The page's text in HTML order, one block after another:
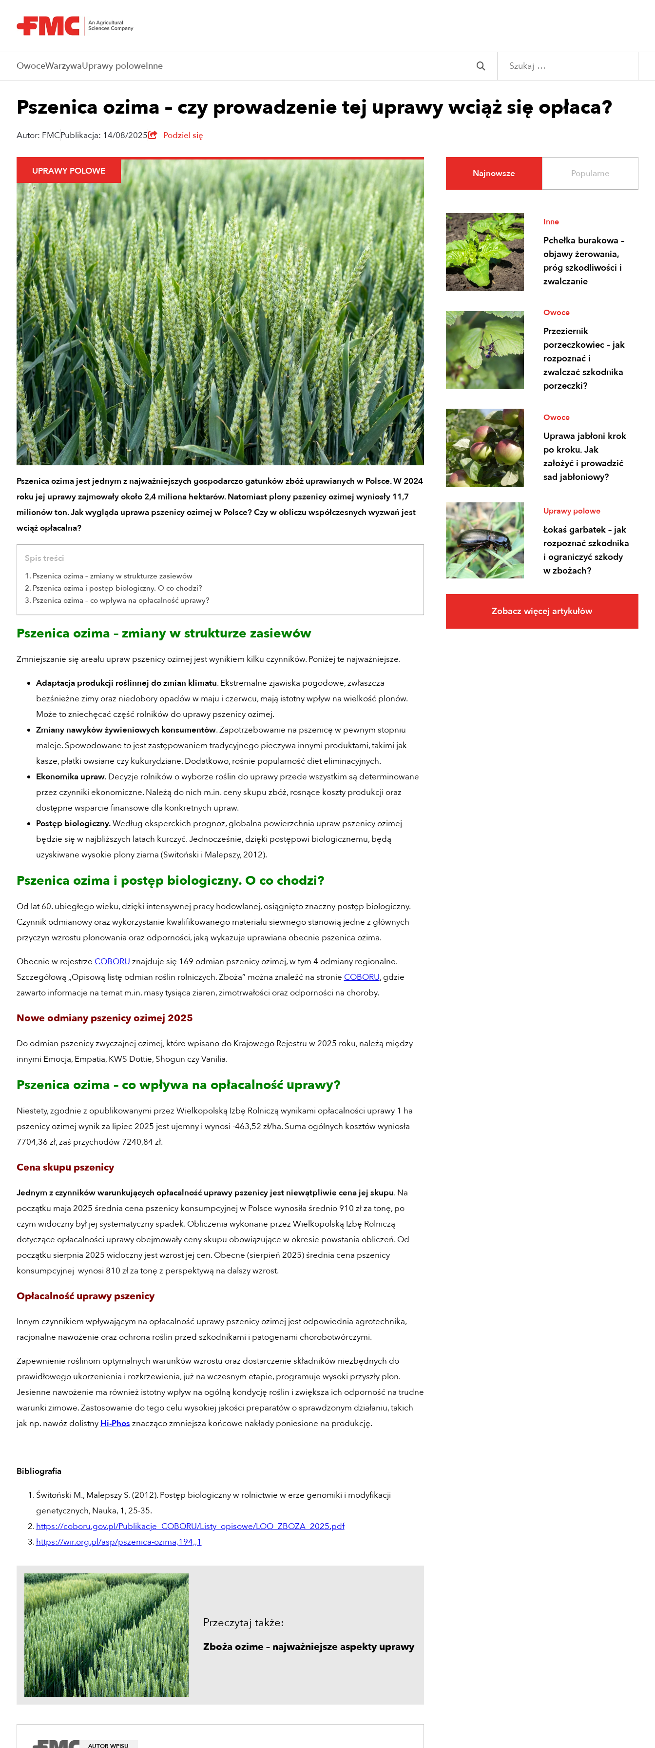
OwoceWarzywaUprawy poloweInne
Pszenica ozima – czy prowadzenie tej uprawy wciąż się opłaca?
Autor: FMCPublikacja: 14/08/2025 Podziel się
UPRAWY POLOWE
Pszenica ozima jest jednym z najważniejszych gospodarczo gatunków zbóż uprawianych w Polsce. W 2024
roku jej uprawy zajmowały około 2,4 miliona hektarów. Natomiast plony pszenicy ozimej wyniosły 11,7
milionów ton. Jak wygląda uprawa pszenicy ozimej w Polsce? Czy w obliczu współczesnych wyzwań jest
wciąż opłacalna?
Spis treści
Pszenica ozima – zmiany w strukturze zasiewów
Pszenica ozima i postęp biologiczny. O co chodzi?
Pszenica ozima – co wpływa na opłacalność uprawy?
Pszenica ozima – zmiany w strukturze zasiewów
Zmniejszanie się areału upraw pszenicy ozimej jest wynikiem kilku czynników. Poniżej te najważniejsze.
Adaptacja produkcji roślinnej do zmian klimatu. Ekstremalne zjawiska pogodowe, zwłaszcza
bezśnieżne zimy oraz niedobory opadów w maju i czerwcu, mają istotny wpływ na wielkość plonów.
Może to zniechęcać część rolników do uprawy pszenicy ozimej.
Zmiany nawyków żywieniowych konsumentów. Zapotrzebowanie na pszenicę w pewnym stopniu
maleje. Spowodowane to jest zastępowaniem tradycyjnego pieczywa innymi produktami, takimi jak
kasze, płatki owsiane czy kukurydziane. Dodatkowo, rośnie popularność diet eliminacyjnych.
Ekonomika upraw.Decyzje rolników o wyborze roślin do uprawy przede wszystkim są determinowane
przez czynniki ekonomiczne. Należą do nich m.in. ceny skupu zbóż, rosnące koszty produkcji oraz
dostępne wsparcie finansowe dla konkretnych upraw.
Postęp biologiczny.Według eksperckich prognoz, globalna powierzchnia upraw pszenicy ozimej
będzie się w najbliższych latach kurczyć. Jednocześnie, dzięki postępowi biologicznemu, będą
uzyskiwane wysokie plony ziarna (Switoński i Malepszy, 2012).
Pszenica ozima i postęp biologiczny. O co chodzi?
Od lat 60. ubiegłego wieku, dzięki intensywnej pracy hodowlanej, osiągnięto znaczny postęp biologiczny.
Czynnik odmianowy oraz wykorzystanie kwalifikowanego materiału siewnego stanowią jedne z głównych
przyczyn wzrostu plonowania oraz odporności, jaką wykazuje uprawiana obecnie pszenica ozima.
Obecnie w rejestrze COBORU znajduje się 169 odmian pszenicy ozimej, w tym 4 odmiany regionalne.
Szczegółową „Opisową listę odmian roślin rolniczych. Zboża” można znaleźć na stronie COBORU, gdzie
zawarto informacje na temat m.in. masy tysiąca ziaren, zimotrwałości oraz odporności na choroby.
Nowe odmiany pszenicy ozimej 2025
Do odmian pszenicy zwyczajnej ozimej, które wpisano do Krajowego Rejestru w 2025 roku, należą między
innymi Emocja, Empatia, KWS Dottie, Shogun czy Vanilia.
Pszenica ozima – co wpływa na opłacalność uprawy?
Niestety, zgodnie z opublikowanymi przez Wielkopolską Izbę Rolniczą wynikami opłacalności uprawy 1 ha
pszenicy ozimej wynik za lipiec 2025 jest ujemny i wynosi -463,52 zł/ha. Suma ogólnych kosztów wyniosła
7704,36 zł, zaś przychodów 7240,84 zł.
Cena skupu pszenicy
Jednym z czynników warunkujących opłacalność uprawy pszenicy jest niewątpliwie cena jej skupu. Na
początku maja 2025 średnia cena pszenicy konsumpcyjnej w Polsce wynosiła średnio 910 zł za tonę, po
czym widoczny był jej systematyczny spadek. Obliczenia wykonane przez Wielkopolską Izbę Rolniczą
dotyczące opłacalności uprawy obejmowały ceny skupu obowiązujące w okresie powstania obliczeń. Od
początku sierpnia 2025 widoczny jest wzrost jej cen. Obecne (sierpień 2025) średnia cena pszenicy
konsumpcyjnej wynosi 810 zł za tonę z perspektywą na dalszy wzrost.
Opłacalność uprawy pszenicy
Innym czynnikiem wpływającym na opłacalność uprawy pszenicy ozimej jest odpowiednia agrotechnika,
racjonalne nawożenie oraz ochrona roślin przed szkodnikami i patogenami chorobotwórczymi.
Zapewnienie roślinom optymalnych warunków wzrostu oraz dostarczenie składników niezbędnych do
prawidłowego ukorzenienia i rozkrzewienia, już na wczesnym etapie, programuje wysoki przyszły plon.
Jesienne nawożenie ma również istotny wpływ na ogólną kondycję roślin i zwiększa ich odporność na trudne
warunki zimowe. Zastosowanie do tego celu wysokiej jakości preparatów o sprawdzonym działaniu, takich
jak np. nawóz dolistny Hi-Phos znacząco zmniejsza końcowe nakłady poniesione na produkcję.
Bibliografia
Świtoński M., Malepszy S. (2012). Postęp biologiczny w rolnictwie w erze genomiki i modyfikacji
genetycznych, Nauka, 1, 25-35.
https://coboru.gov.pl/Publikacje_COBORU/Listy_opisowe/LOO_ZBOZA_2025.pdf
https://wir.org.pl/asp/pszenica-ozima,194,,1
Przeczytaj także:
Zboża ozime – najważniejsze aspekty uprawy
AUTOR WPISU
Najnowsze Popularne
Inne
Pchełka burakowa –
objawy żerowania,
próg szkodliwości i
zwalczanie
Owoce
Przeziernik
porzeczkowiec – jak
rozpoznać i
zwalczać szkodnika
porzeczki?
Owoce
Uprawa jabłoni krok
po kroku. Jak
założyć i prowadzić
sad jabłoniowy?
Uprawy polowe
Łokaś garbatek – jak
rozpoznać szkodnika
i ograniczyć szkody
w zbożach?
Zobacz więcej artykułów